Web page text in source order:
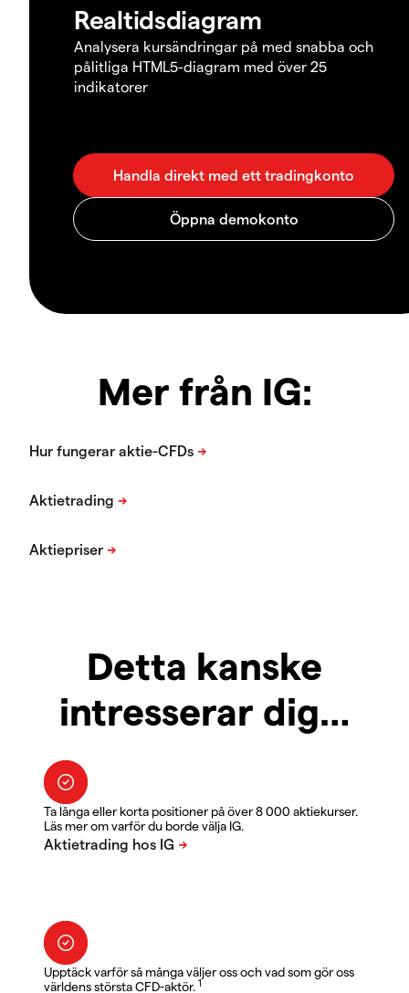
Realtidsdiagram
Analysera kursändringar på med snabba och
pålitliga HTML5-diagram med över 25
indikatorer
Mer från IG:
Detta kanske
intresserar dig…
Ta långa eller korta positioner på över 8 000 aktiekurser.
Läs mer om varför du borde välja IG.
Upptäck varför så många väljer oss och vad som gör oss
världens största CFD-aktör. 1